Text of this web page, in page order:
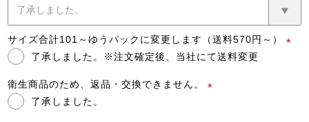
(必
須)
サイズ合計101～ゆうパックに変更します（送料570円～）
了承しました。※注文確定後、当社にて送料変更
衛生商品のため、返品・交換できません。
了承しました。